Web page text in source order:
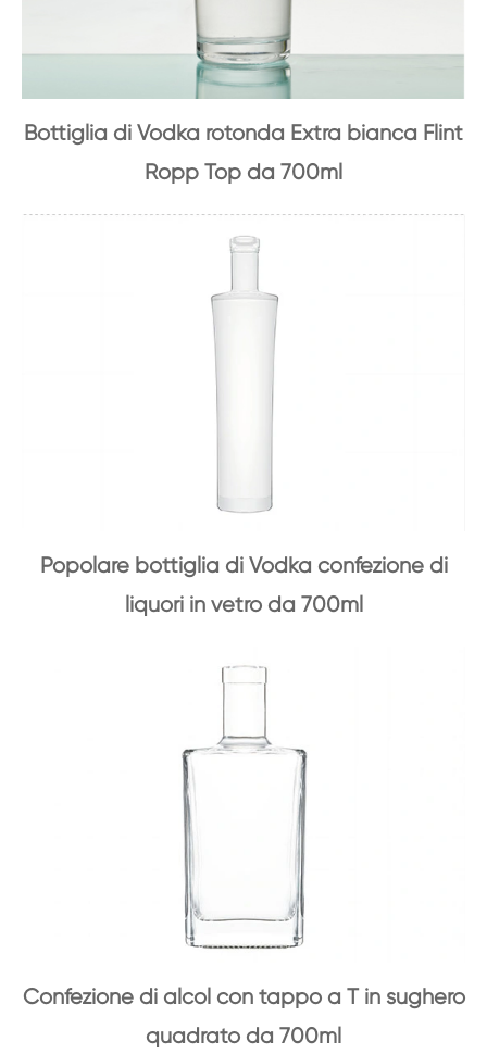
Bottiglia di Vodka rotonda Extra bianca Flint
Ropp Top da 700ml
Popolare bottiglia di Vodka confezione di
liquori in vetro da 700ml
Confezione di alcol con tappo a T in sughero
quadrato da 700ml